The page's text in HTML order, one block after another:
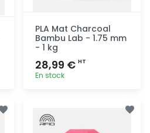
PLA Mat Charcoal
Bambu Lab - 1.75 mm
- 1 kg
28,99 € HT
En stock